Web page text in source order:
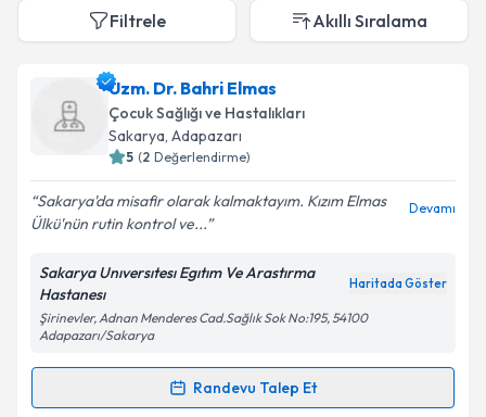
Filtrele Akıllı Sıralama
Uzm. Dr. Bahri Elmas
Çocuk Sağlığı ve Hastalıkları
Sakarya, Adapazarı
5 (2 Değerlendirme)
Sakarya'da misafir olarak kalmaktayım. Kızım Elmas
Ülkü'nün rutin kontrol ve...
Devamı
Sakarya Unıversıtesı Egıtım Ve Arastırma
Hastanesı
Haritada Göster
Şirinevler, Adnan Menderes Cad.Sağlık Sok No:195, 54100
Adapazarı/Sakarya
Randevu Talep Et
Randevu Takvimi Talebi